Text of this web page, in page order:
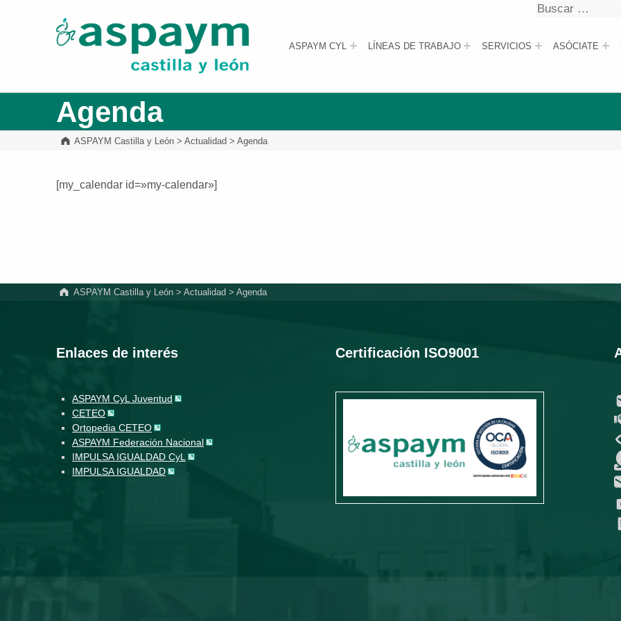
ASPAYM Castilla y León
ASPAYM CYL LÍNEAS DE TRABAJO SERVICIOS ASÓCIATE
Buscar
Agenda
ASPAYM Castilla y León >Actualidad >Agenda
[my_calendar id=»my-calendar»]
ASPAYM Castilla y León> Actualidad > Agenda
Enlaces de interés
ASPAYM CyL Juventud
CETEO
Ortopedia CETEO
ASPAYM Federación Nacional
IMPULSA IGUALDAD CyL
IMPULSA IGUALDAD
Certificación ISO9001